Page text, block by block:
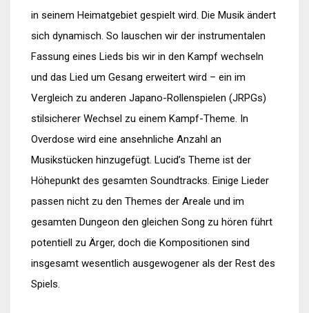
in seinem Heimatgebiet gespielt wird. Die Musik ändert
sich dynamisch. So lauschen wir der instrumentalen
Fassung eines Lieds bis wir in den Kampf wechseln
und das Lied um Gesang erweitert wird – ein im
Vergleich zu anderen Japano-Rollenspielen (JRPGs)
stilsicherer Wechsel zu einem Kampf-Theme. In
Overdose wird eine ansehnliche Anzahl an
Musikstücken hinzugefügt. Lucid’s Theme ist der
Höhepunkt des gesamten Soundtracks. Einige Lieder
passen nicht zu den Themes der Areale und im
gesamten Dungeon den gleichen Song zu hören führt
potentiell zu Ärger, doch die Kompositionen sind
insgesamt wesentlich ausgewogener als der Rest des
Spiels.